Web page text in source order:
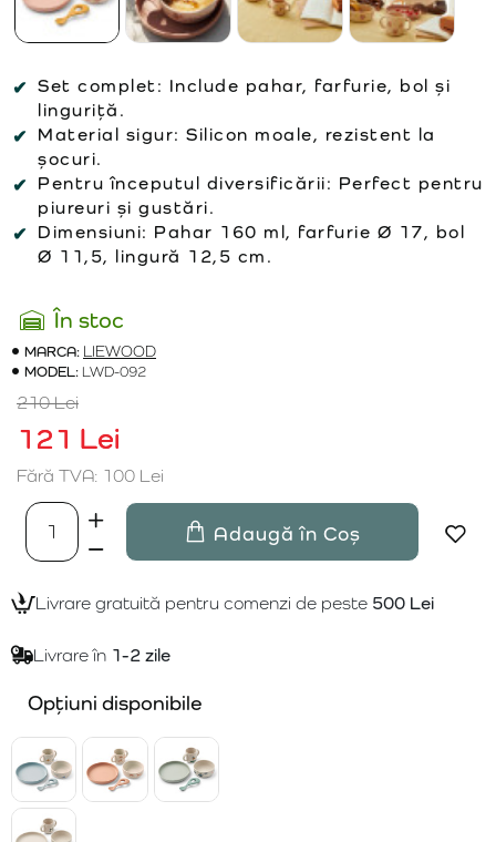
Set complet: Include pahar, farfurie, bol și
linguriță.
Material sigur: Silicon moale, rezistent la
șocuri.
Pentru începutul diversificării: Perfect pentru
piureuri și gustări.
Dimensiuni: Pahar 160 ml, farfurie Ø 17, bol
Ø 11,5, lingură 12,5 cm.
În stoc
MARCA: LIEWOOD
MODEL: LWD-092
121 Lei
210 Lei
Fără TVA: 100 Lei
Adaugă în Coș
Livrare gratuită pentru comenzi de peste 500 Lei
Livrare în 1-2 zile
Opțiuni disponibile